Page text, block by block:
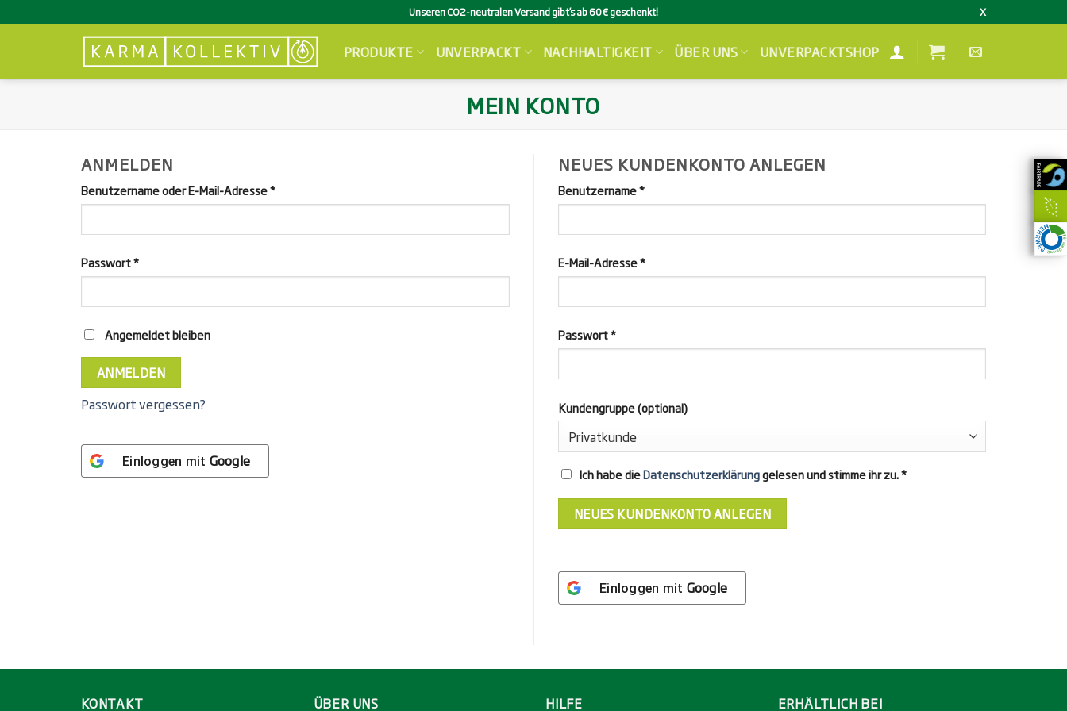
Inhalt
Unseren CO2-neutralen Versand gibt’s ab 60€ geschenkt! X
PRODUKTE UNVERPACKT NACHHALTIGKEIT ÜBER UNS UNVERPACKTSHOP
MEIN KONTO
ANMELDEN
Benutzername oder E-Mail-Adresse*erforderlich
Passwort*erforderlich
Angemeldet bleiben
ANMELDEN
Passwort vergessen?
Einloggen mit Google
NEUES KUNDENKONTO ANLEGEN
Benutzername*erforderlich
E-Mail-Adresse*erforderlich
Passwort*erforderlich
Kundengruppe(optional)
Ich habe dieDatenschutzerklärunggelesen und stimme ihr zu.*
NEUES KUNDENKONTO ANLEGEN
Einloggen mit Google
KONTAKT ÜBER UNS HILFE ERHÄLTLICH BEI